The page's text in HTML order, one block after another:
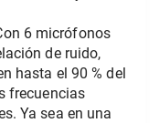
6 micrófonos
de ruido,
hasta el 90 % del
frecuencias
Ya sea en una